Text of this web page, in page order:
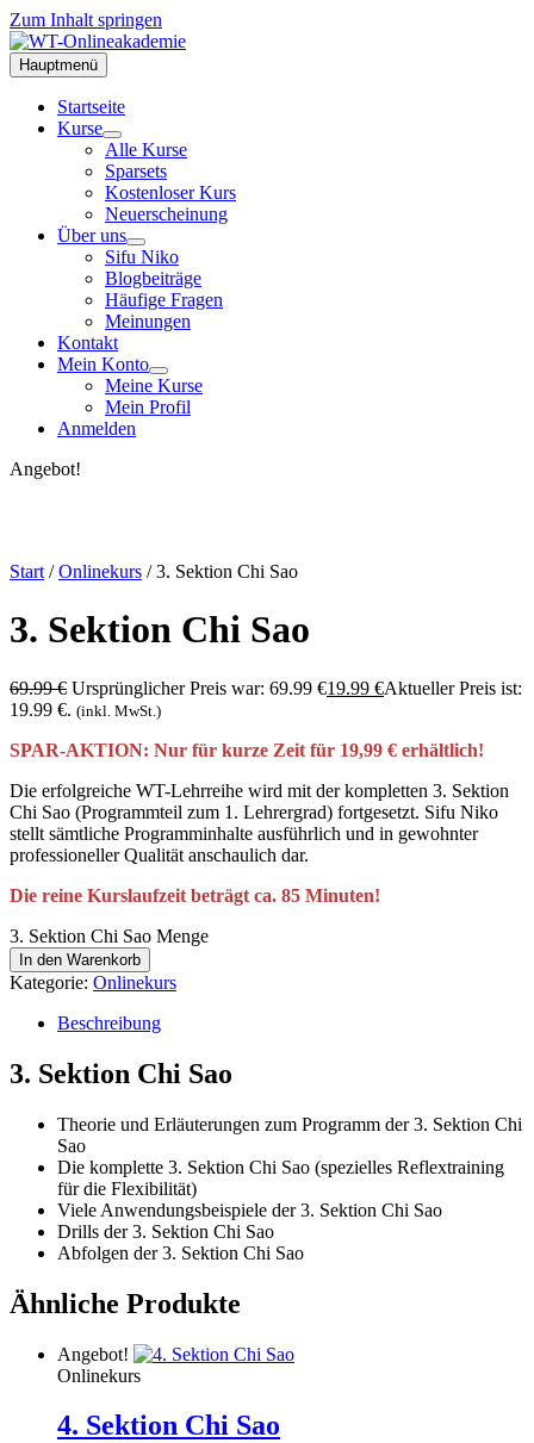
Zum Inhalt springen
Hauptmenü
Startseite
Kurse
Alle Kurse
Sparsets
Kostenloser Kurs
Neuerscheinung
Über uns
Sifu Niko
Blogbeiträge
Häufige Fragen
Meinungen
Kontakt
Mein Konto
Meine Kurse
Mein Profil
Anmelden
Angebot!
Start /Onlinekurs / 3. Sektion Chi Sao
3. Sektion Chi Sao
69.99€ Ursprünglicher Preis war: 69.99 €19.99 €Aktueller Preis ist:
19.99 €. (inkl. MwSt.)
SPAR-AKTION: Nur für kurze Zeit für 19,99 € erhältlich!
Die erfolgreiche WT-Lehrreihe wird mit der kompletten 3. Sektion
Chi Sao (Programmteil zum 1. Lehrergrad) fortgesetzt. Sifu Niko
stellt sämtliche Programminhalte ausführlich und in gewohnter
professioneller Qualität anschaulich dar.
Die reine Kurslaufzeit beträgt ca. 85 Minuten!
3. Sektion Chi Sao Menge
In den Warenkorb
Kategorie: Onlinekurs
Beschreibung
3. Sektion Chi Sao
Theorie und Erläuterungen zum Programm der 3. Sektion Chi
Sao
Die komplette 3. Sektion Chi Sao (spezielles Reflextraining
für die Flexibilität)
Viele Anwendungsbeispiele der 3. Sektion Chi Sao
Drills der 3. Sektion Chi Sao
Abfolgen der 3. Sektion Chi Sao
Ähnliche Produkte
Angebot!
Onlinekurs
4. Sektion Chi Sao